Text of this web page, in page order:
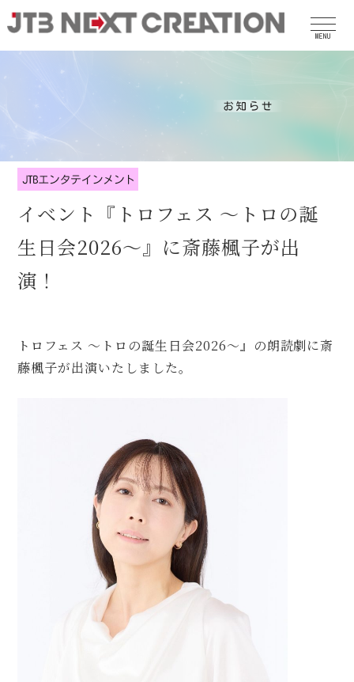
MENU
イベント『トロフェス ～トロの誕
生日会2026～』に斎藤楓子が出
演！
トロフェス ～トロの誕生日会2026～』の朗読劇に斎
藤楓子が出演いたしました。